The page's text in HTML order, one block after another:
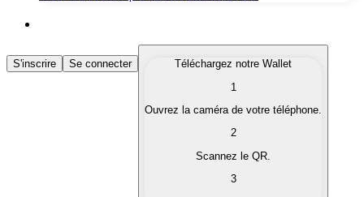
Acheter des Cryptomonnaies
Achetez les cryptomonnaies qui vous intéressent
Convertissez vos cryptomonnaies en monnaie
S'inscrire Se connecter
Téléchargez notre Wallet
1
Ouvrez la caméra de votre téléphone.
2
Scannez le QR.
3